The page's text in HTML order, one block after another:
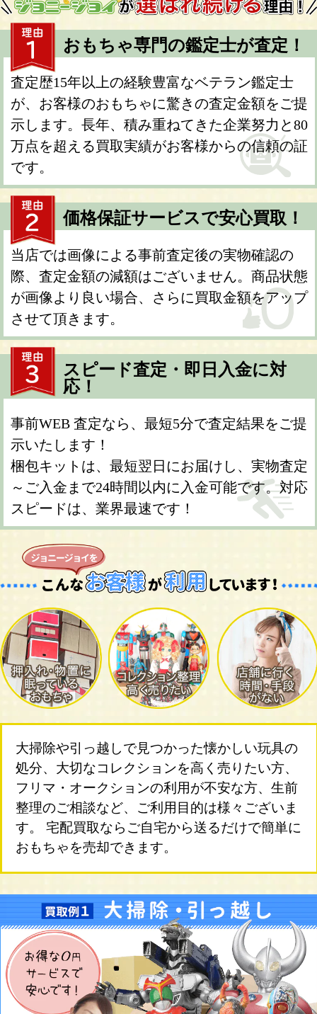
おもちゃ専門の鑑定士が査定！
査定歴15年以上の経験豊富なベテラン鑑定士
が、お客様のおもちゃに驚きの査定金額をご提
示します。長年、積み重ねてきた企業努力と80
万点を超える買取実績がお客様からの信頼の証
です。
価格保証サービスで安心買取！
当店では画像による事前査定後の実物確認の
際、査定金額の減額はございません。商品状態
が画像より良い場合、さらに買取金額をアップ
させて頂きます。
スピード査定・即日入金に対
応！
事前WEB 査定なら、最短5分で査定結果をご提
示いたします！
梱包キットは、最短翌日にお届けし、実物査定
～ご入金まで24時間以内に入金可能です。対応
スピードは、業界最速です！
大掃除や引っ越しで見つかった懐かしい玩具の
処分、大切なコレクションを高く売りたい方、
フリマ・オークションの利用が不安な方、生前
整理のご相談など、ご利用目的は様々ございま
す。 宅配買取ならご自宅から送るだけで簡単に
おもちゃを売却できます。